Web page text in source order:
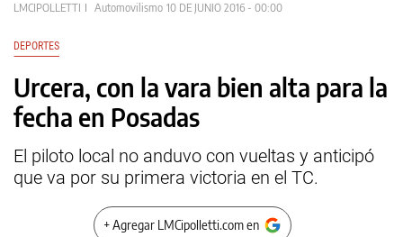
LMCIPOLLETTI Automovilismo 10 DE JUNIO 2016 - 00:00
DEPORTES
Urcera, con la vara bien alta para la
fecha en Posadas
El piloto local no anduvo con vueltas y anticipó
que va por su primera victoria en el TC.
+ Agregar LMCipolletti.com en